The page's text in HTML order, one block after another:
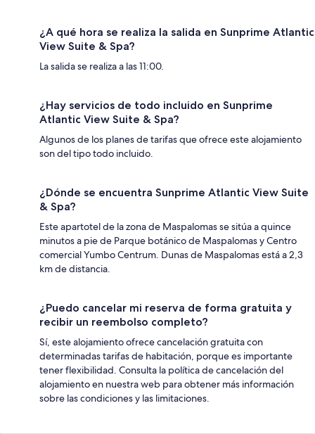
¿A qué hora se realiza la salida en Sunprime Atlantic
View Suite & Spa?
La salida se realiza a las 11:00.
¿Hay servicios de todo incluido en Sunprime
Atlantic View Suite & Spa?
Algunos de los planes de tarifas que ofrece este alojamiento
son del tipo todo incluido.
¿Dónde se encuentra Sunprime Atlantic View Suite
& Spa?
Este apartotel de la zona de Maspalomas se sitúa a quince
minutos a pie de Parque botánico de Maspalomas y Centro
comercial Yumbo Centrum. Dunas de Maspalomas está a 2,3
km de distancia.
¿Puedo cancelar mi reserva de forma gratuita y
recibir un reembolso completo?
Sí, este alojamiento ofrece cancelación gratuita con
determinadas tarifas de habitación, porque es importante
tener flexibilidad. Consulta la política de cancelación del
alojamiento en nuestra web para obtener más información
sobre las condiciones y las limitaciones.